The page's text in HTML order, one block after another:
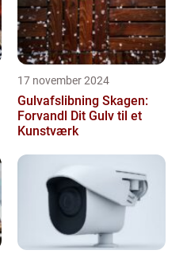
17 november 2024
Gulvafslibning Skagen:
Forvandl Dit Gulv til et
Kunstværk